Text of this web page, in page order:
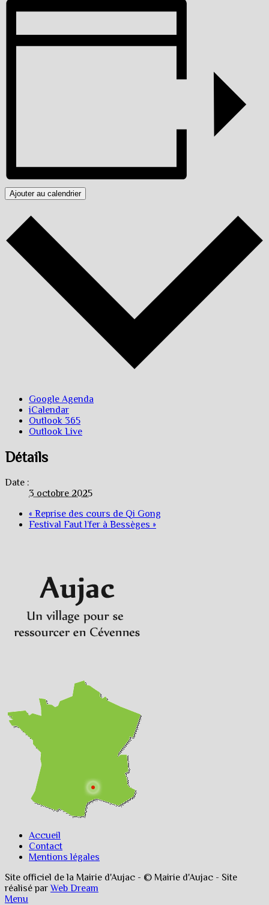
Ajouter au calendrier
Google Agenda
iCalendar
Outlook 365
Outlook Live
Détails
Date :
3 octobre 2025
« Reprise des cours de Qi Gong
Festival Faut l’fer à Bessèges »
Accueil
Contact
Mentions légales
Site officiel de la Mairie d'Aujac - © Mairie d'Aujac - Site
réalisé parWeb Dream
Menu